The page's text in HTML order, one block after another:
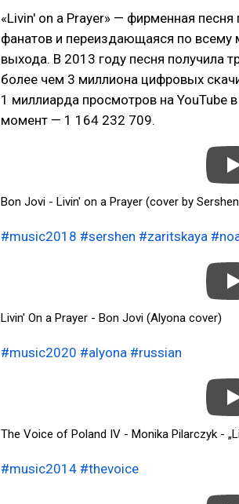
«Livin' on a Prayer» — фирменная
фанатов и переиздающаяся по всему
выхода. В 2013 году песня получила
более чем 3 миллиона цифровых
1 миллиарда просмотров на YouTube
момент — 1 164 232 709.
Bon Jovi - Livin' on a Prayer (cover by
#music2018 #sershen #zaritskaya
Livin' On a Prayer - Bon Jovi (Alyona cover)
#music2020 #alyona #russian
The Voice of Poland IV - Monika Pilarczyk -
#music2014 #thevoice